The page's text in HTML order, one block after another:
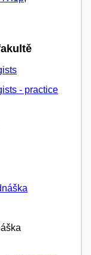
- practice